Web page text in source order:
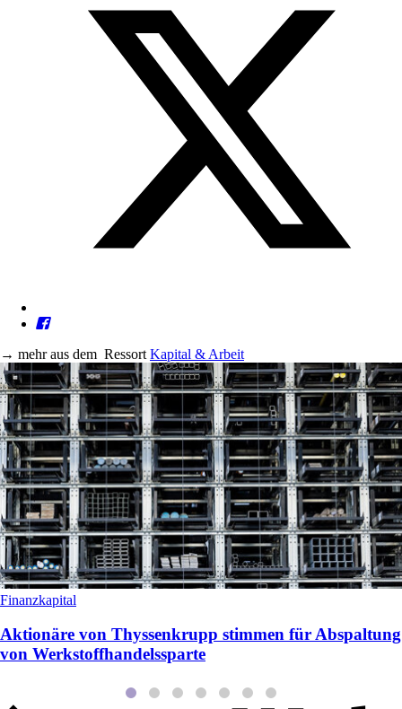
→ mehr aus dem Ressort Kapital & Arbeit
Finanzkapital
Aktionäre von Thyssenkrupp stimmen für Abspaltung
von Werkstoffhandelssparte